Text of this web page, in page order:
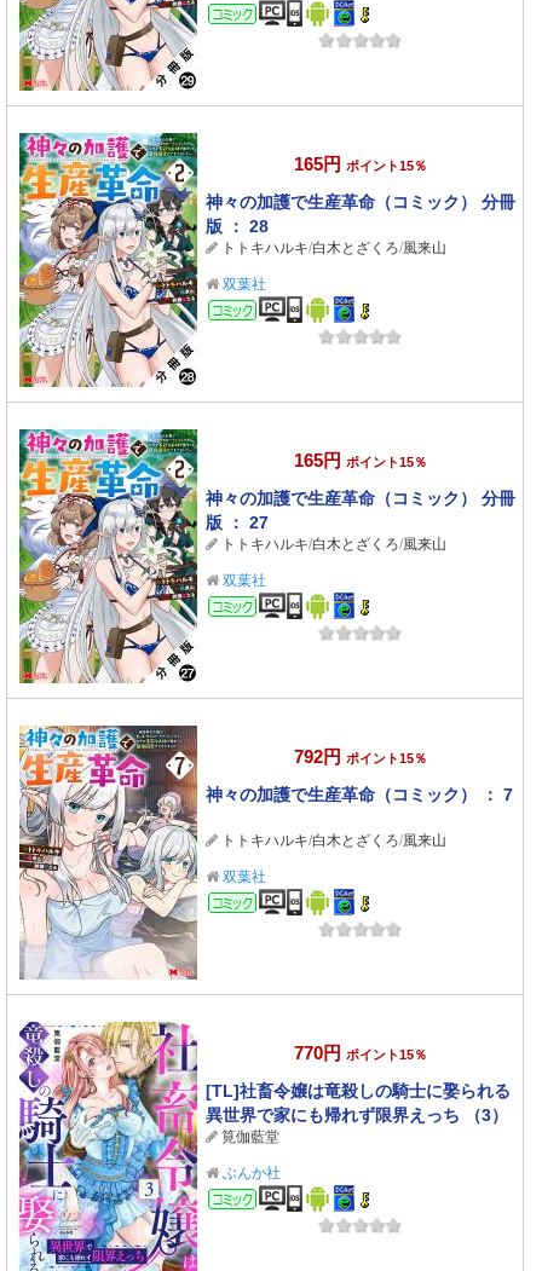
コミック
165円 ポイント15％
神々の加護で生産革命（コミック） 分冊
版 ： 28
トトキハルキ/白木とざくろ/風来山
双葉社
コミック
165円 ポイント15％
神々の加護で生産革命（コミック） 分冊
版 ： 27
トトキハルキ/白木とざくろ/風来山
双葉社
コミック
792円 ポイント15％
神々の加護で生産革命（コミック） ： 7
トトキハルキ/白木とざくろ/風来山
双葉社
コミック
770円 ポイント15％
[TL]社畜令嬢は竜殺しの騎士に娶られる
異世界で家にも帰れず限界えっち （3）
筧伽藍堂
ぶんか社
コミック